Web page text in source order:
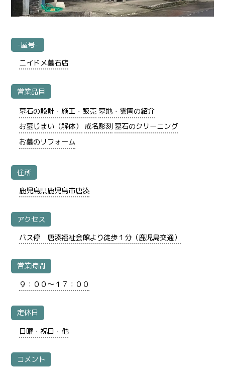
-屋号-
ニイドメ墓石店
営業品目
墓石の設計・施工・販売 墓地・霊園の紹介
お墓じまい（解体） 戒名彫刻 墓石のクリーニング
お墓のリフォーム
住所
鹿児島県鹿児島市唐湊
アクセス
バス停 唐湊福祉会館より徒歩１分（鹿児島交通）
営業時間
９：００～１７：００
定休日
日曜・祝日・他
コメント